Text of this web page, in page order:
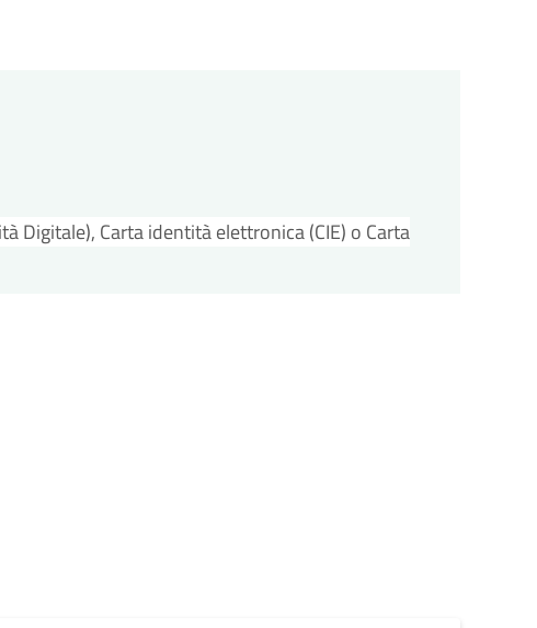
Digitale), Carta identità elettronica (CIE) o Carta